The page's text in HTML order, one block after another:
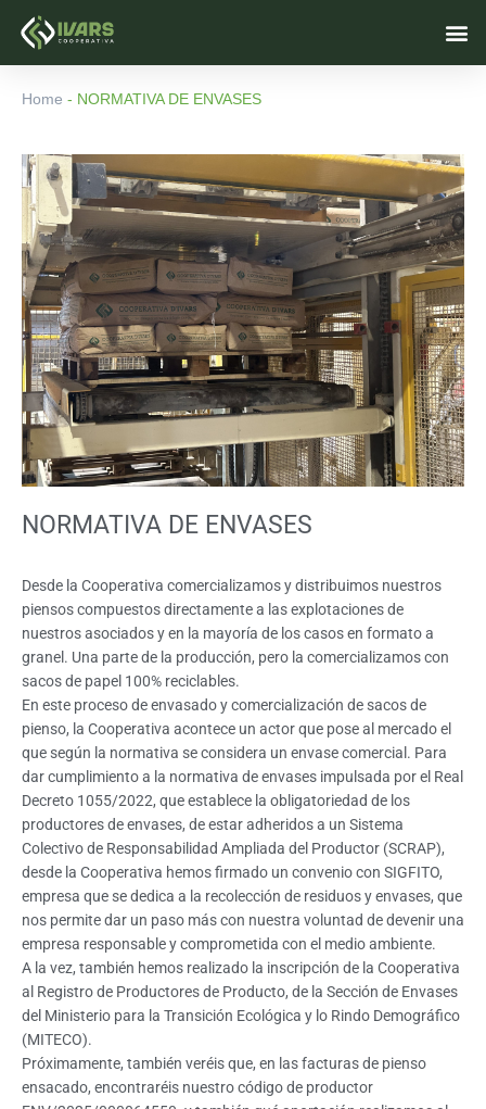
Home - NORMATIVA DE ENVASES
NORMATIVA DE ENVASES
Desde la Cooperativa comercializamos y distribuimos nuestros
piensos compuestos directamente a las explotaciones de
nuestros asociados y en la mayoría de los casos en formato a
granel. Una parte de la producción, pero la comercializamos con
sacos de papel 100% reciclables.
En este proceso de envasado y comercialización de sacos de
pienso, la Cooperativa acontece un actor que pose al mercado el
que según la normativa se considera un envase comercial. Para
dar cumplimiento a la normativa de envases impulsada por el Real
Decreto 1055/2022, que establece la obligatoriedad de los
productores de envases, de estar adheridos a un Sistema
Colectivo de Responsabilidad Ampliada del Productor (SCRAP),
desde la Cooperativa hemos firmado un convenio con SIGFITO,
empresa que se dedica a la recolección de residuos y envases, que
nos permite dar un paso más con nuestra voluntad de devenir una
empresa responsable y comprometida con el medio ambiente.
A la vez, también hemos realizado la inscripción de la Cooperativa
al Registro de Productores de Producto, de la Sección de Envases
del Ministerio para la Transición Ecológica y lo Rindo Demográfico
(MITECO).
Próximamente, también veréis que, en las facturas de pienso
ensacado, encontraréis nuestro código de productor